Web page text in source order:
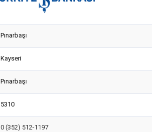
Pınarbaşı
Kayseri
Pınarbaşı
5310
0 (352) 512-1197